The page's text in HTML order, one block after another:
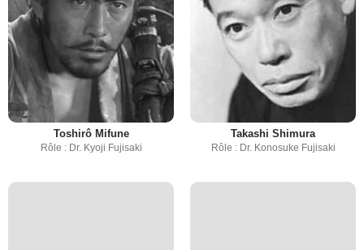
Toshirô Mifune
Rôle : Dr. Kyoji Fujisaki
Takashi Shimura
Rôle : Dr. Konosuke Fujisaki